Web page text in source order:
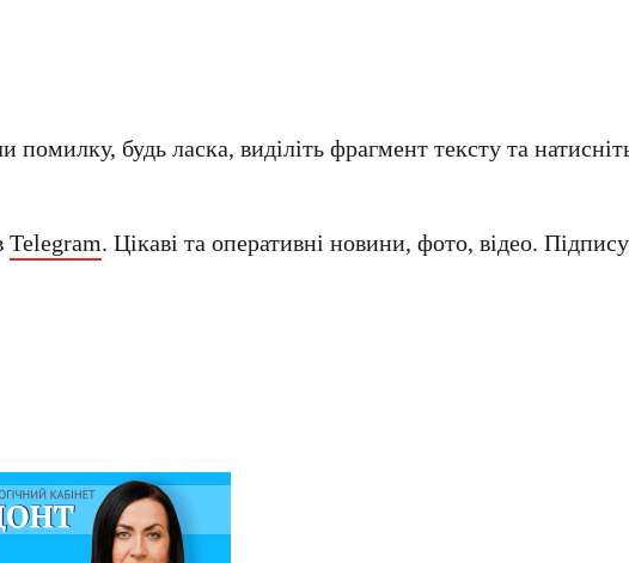
будь ласка, виділіть фрагмент тексту та
Telegram. Цікаві та оперативні новини, фото, відео.